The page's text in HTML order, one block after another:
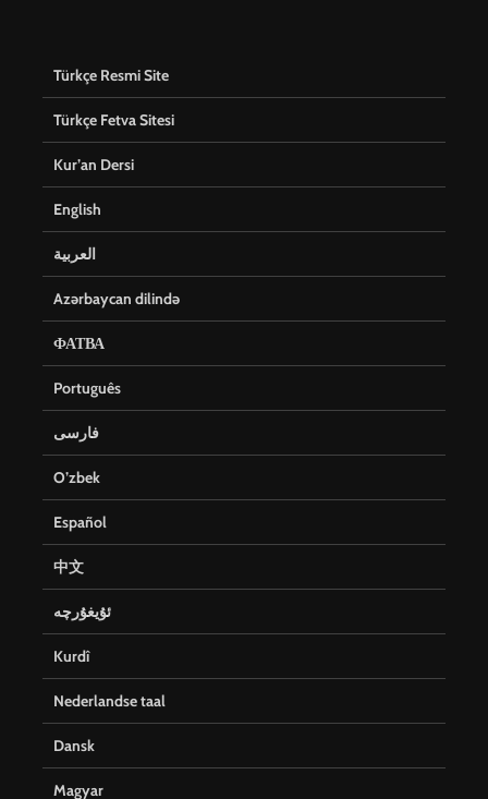
Türkçe Resmi Site
Türkçe Fetva Sitesi
Kur’an Dersi
English
العربية
Azərbaycan dilində
ФАТВА
Português
فارسی
O’zbek
Español
中文
ئۇيغۇرچە
Kurdî
Nederlandse taal
Dansk
Magyar